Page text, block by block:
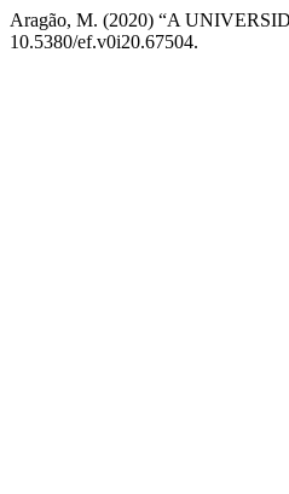
Aragão, M. (2020) “A
10.5380/ef.v0i20.67504.